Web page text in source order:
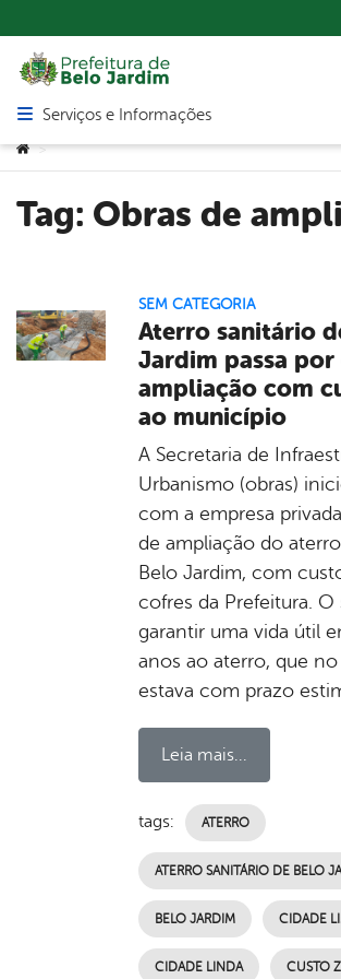
Abrir menu principal de navegação
Serviços e Informações
Você está aqui:
>
Tag: Obras de
SEM CATEGORIA
Aterro sanitário
Jardim passa
ampliação com
ao município
A Secretaria de
Urbanismo (obras)
com a empresa
de ampliação do
Belo Jardim, com
cofres da Prefeitura. O
garantir uma vida útil
anos ao aterro, que
estava com prazo
Leia mais...
tags: ATERRO
ATERRO SANITÁRIO DE BELO
BELO JARDIM CIDADE
CIDADE LINDA CUSTO